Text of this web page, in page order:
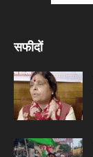
सफीदों